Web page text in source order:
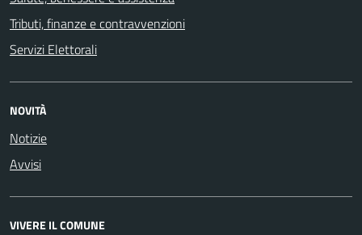
Tributi, finanze e contravvenzioni
Servizi Elettorali
NOVITÀ
Notizie
Avvisi
VIVERE IL COMUNE